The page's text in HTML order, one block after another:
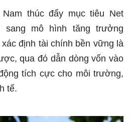
thúc đẩy mục tiêu Net
sang mô hình tăng trưởng
định tài chính bền vững là
qua đó dẫn dòng vốn vào
tích cực cho môi trường,
tế.